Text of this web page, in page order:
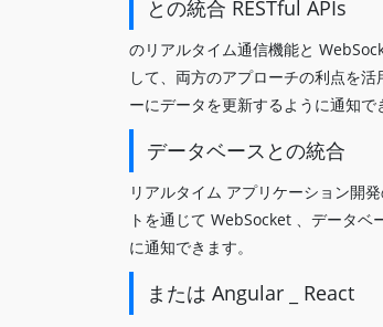
との統合 RESTful APIs
のリアルタイム通信機能と
して、両方のアプローチの利点を
ーにデータを更新するように通知で
データベースとの統合
リアルタイム アプリケーション開
トを通じて WebSocket 、データ
に通知できます。
または Angular _ React